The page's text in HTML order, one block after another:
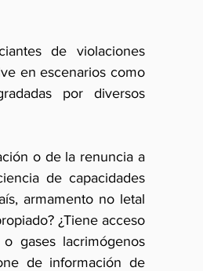
de violaciones
en escenarios como
por diversos
o de la renuncia a
de capacidades
armamento no letal
¿Tiene acceso
gases lacrimógenos
de información de